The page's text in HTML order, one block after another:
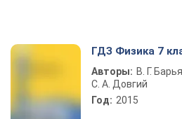
ГДЗ Физика 7
Авторы: В. Г.
С. А. Довгий
Год: 2015